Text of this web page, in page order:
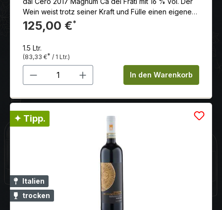
Wein weist trotz seiner Kraft und Fülle einen eigenen
eleganten Charakter auf.
125,00 €*
1.5 Ltr.
(83,33 €* / 1 Ltr.)
Produkt Anzahl: Gib denIn den Warenkorb
✦ Tipp.
Italien
trocken